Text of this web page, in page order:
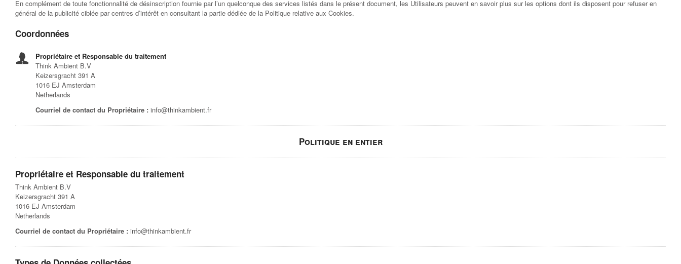
En complément de toute fonctionnalité de désinscription fournie par l’un quelconque des services listés dans le présent document, les Utilisateurs peuvent en savoir plus sur les options dont ils disposent pour refuser en
général de la publicité ciblée par centres d’intérêt en consultant la partie dédiée de la Politique relative aux Cookies.
Coordonnées
Propriétaire et Responsable du traitement
Think Ambient B.V
Keizersgracht 391 A
1016 EJ Amsterdam
Netherlands
Courriel de contact du Propriétaire : info@thinkambient.fr
Politique en entier
Propriétaire et Responsable du traitement
Think Ambient B.V
Keizersgracht 391 A
1016 EJ Amsterdam
Netherlands
Courriel de contact du Propriétaire : info@thinkambient.fr